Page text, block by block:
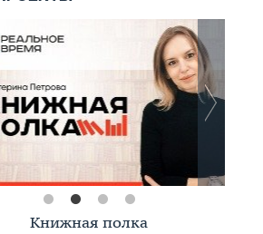
Книжная полка